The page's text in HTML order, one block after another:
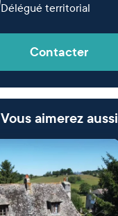
Délégué territorial
Contacter
Vous aimerez aussi